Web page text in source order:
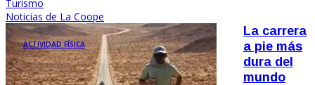
Turismo
Noticias de La Coope
ACTIVIDAD FÍSICA
La carrera
a pie más
dura del
mundo